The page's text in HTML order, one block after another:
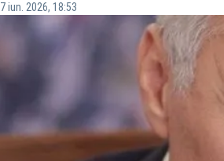
7 iun. 2026, 18:53